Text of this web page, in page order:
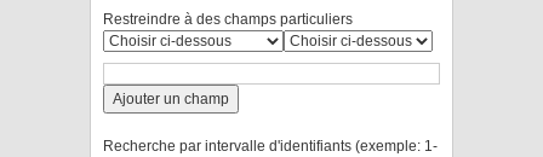
Restreindre à des champs particuliers
Ajouter un champ
Recherche par intervalle d'identifiants (exemple: 1-